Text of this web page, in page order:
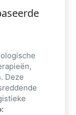
Deze